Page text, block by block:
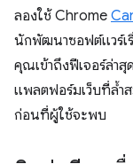
ลองใช้ Chrome
นักพัฒนาซอฟต์แวร์เ
คุณเข้าถึงฟีเจอร์ล่า
แพลตฟอร์มเว็บที่ล้ำ
ก่อนที่ผู้ใช้จะพบ